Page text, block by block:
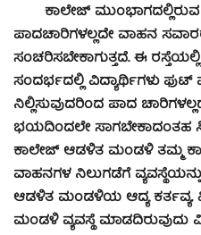
ಕಾಲೇಜ್ ಮುಂಭಾಗದಲ್ಲಿರುವ
ಪಾದಚಾರಿಗಳಲ್ಲದೇ ವಾಹನ
ಸಂಚರಿಸಬೇಕಾಗುತ್ತದೆ. ಈ
ಸಂದರ್ಭದಲ್ಲಿ ವಿದ್ಯಾರ್ಥಿಗಳು ಫುಟ್
ನಿಲ್ಲಿಸುವುದರಿಂದ ಪಾದ
ಭಯದಿಂದಲೇ ಸಾಗಬೇಕಾದಂತಹ
ಕಾಲೇಜ್ ಆಡಳಿತ ಮಂಡಳಿ ತಮ್ಮ
ವಾಹನಗಳ ನಿಲುಗಡೆಗೆ
ಆಡಳಿತ ಮಂಡಳಿಯ ಆದ್ಯ ಕರ್ತವ್ಯ.
ಮಂಡಳಿ ವ್ಯವಸ್ಥೆ